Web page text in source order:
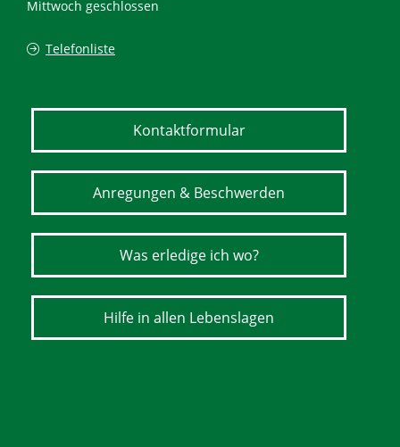
Mittwoch geschlossen
Telefonliste
Kontaktformular
Anregungen & Beschwerden
Was erledige ich wo?
Hilfe in allen Lebenslagen